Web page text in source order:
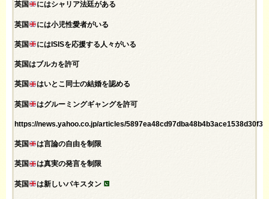
英国 にはシャリア法廷がある
英国 には小児性愛者がいる
英国 にはISISを応援する人々がいる
英国はブルカを許可
英国 はいとこ同士の結婚を認める
英国 はグルーミングギャングを許可
https://news.yahoo.co.jp/articles/
英国 は言論の自由を制限
英国 は真実の発言を制限
英国 は新しいパキスタン